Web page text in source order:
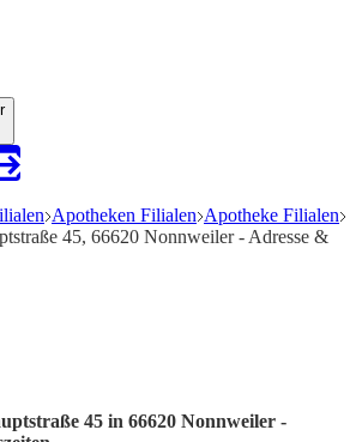
Apotheken Filialen Apotheke Filialen
45, 66620 Nonnweiler - Adresse &
45 in 66620 Nonnweiler -